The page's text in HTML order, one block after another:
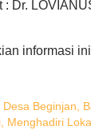
: Dr.
informasi
Desa Beginjan,
Menghadiri